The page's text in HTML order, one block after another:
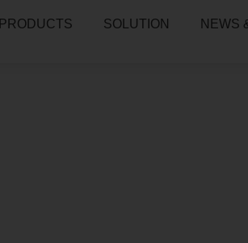
PRODUCTS SOLUTION NEWS